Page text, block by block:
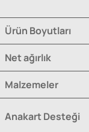
Ürün Boyutları
Net ağırlık
Malzemeler
Anakart Desteği